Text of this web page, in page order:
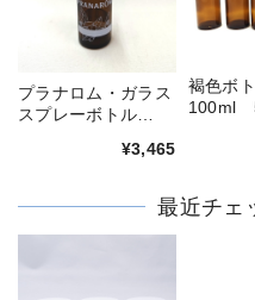
プラナロム・ガラス
スプレーボトル
¥3,465
褐色ボ
100ml
最近チェ